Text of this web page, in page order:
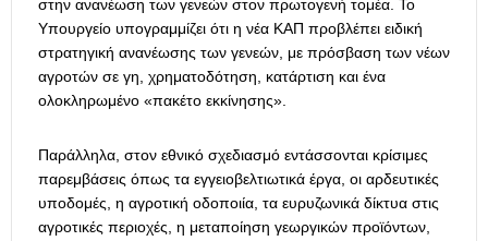
στην ανανέωση των γενεών στον πρωτογενή τομέα. Το
Υπουργείο υπογραμμίζει ότι η νέα ΚΑΠ προβλέπει ειδική
στρατηγική ανανέωσης των γενεών, με πρόσβαση των νέων
αγροτών σε γη, χρηματοδότηση, κατάρτιση και ένα
ολοκληρωμένο «πακέτο εκκίνησης».
Παράλληλα, στον εθνικό σχεδιασμό εντάσσονται κρίσιμες
παρεμβάσεις όπως τα εγγειοβελτιωτικά έργα, οι αρδευτικές
υποδομές, η αγροτική οδοποιία, τα ευρυζωνικά δίκτυα στις
αγροτικές περιοχές, η μεταποίηση γεωργικών προϊόντων,